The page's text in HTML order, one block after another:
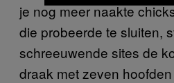
je nog meer naakte
die probeerde te sluiten,
schreeuwende sites de
draak met zeven